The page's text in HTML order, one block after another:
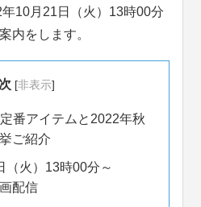
10月21日（火）13時00分
内をします。
[非表示]
番アイテムと2022年秋
ご紹介
（火）13時00分～
配信